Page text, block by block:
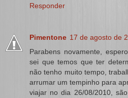
Responder
Pimentone 17 de agosto de
Parabens novamente,
sei que temos que ter
não tenho muito tempo,
arrumar um tempinho para
viajar no dia 26/08/2010,